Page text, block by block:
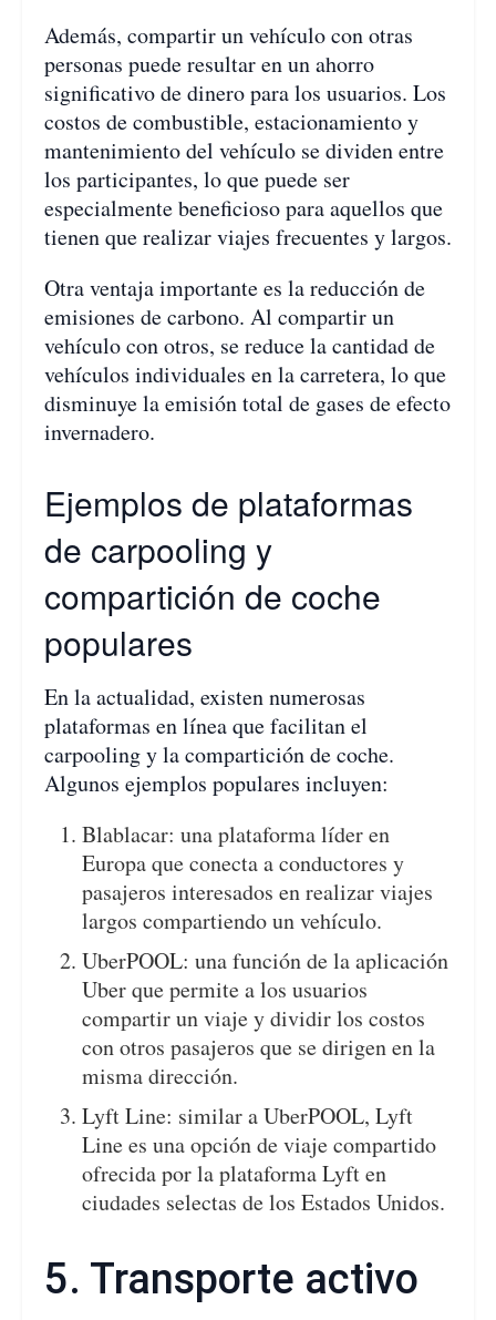
Además, compartir un vehículo con otras
personas puede resultar en un ahorro
significativo de dinero para los usuarios. Los
costos de combustible, estacionamiento y
mantenimiento del vehículo se dividen entre
los participantes, lo que puede ser
especialmente beneficioso para aquellos que
tienen que realizar viajes frecuentes y largos.
Otra ventaja importante es la reducción de
emisiones de carbono. Al compartir un
vehículo con otros, se reduce la cantidad de
vehículos individuales en la carretera, lo que
disminuye la emisión total de gases de efecto
invernadero.
Ejemplos de plataformas
de carpooling y
compartición de coche
populares
En la actualidad, existen numerosas
plataformas en línea que facilitan el
carpooling y la compartición de coche.
Algunos ejemplos populares incluyen:
Blablacar: una plataforma líder en
Europa que conecta a conductores y
pasajeros interesados en realizar viajes
largos compartiendo un vehículo.
UberPOOL: una función de la aplicación
Uber que permite a los usuarios
compartir un viaje y dividir los costos
con otros pasajeros que se dirigen en la
misma dirección.
Lyft Line: similar a UberPOOL, Lyft
Line es una opción de viaje compartido
ofrecida por la plataforma Lyft en
ciudades selectas de los Estados Unidos.
5. Transporte activo